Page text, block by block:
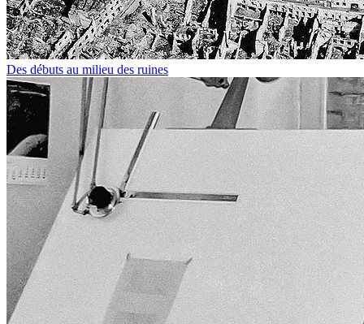
Des débuts au milieu des ruines